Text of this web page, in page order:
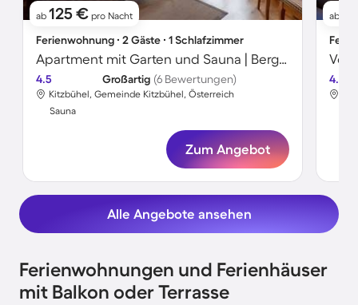
ab 125 € pro Nacht
Ferienwohnung ∙ 2 Gäste ∙ 1 Schlafzimmer
Apartment mit Garten und Sauna | Bergblick
4.5 Großartig (6 Bewertungen)
Kitzbühel, Gemeinde Kitzbühel, Österreich
Sauna
Zum Angebot
ab
4.0
Alle Angebote ansehen
Ferienwohnungen und Ferienhäuser
mit Balkon oder Terrasse